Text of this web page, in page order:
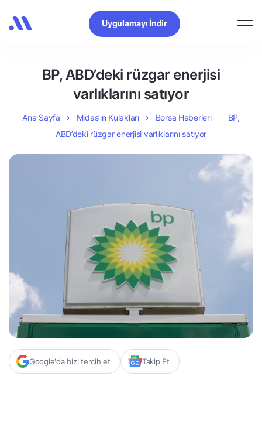
Uygulamayı İndir
BP, ABD’deki rüzgar enerjisi
varlıklarını satıyor
Ana Sayfa Midas’ın Kulakları Borsa Haberleri
BP,
ABD’deki rüzgar enerjisi varlıklarını satıyor
Google'da bizi tercih et Takip Et